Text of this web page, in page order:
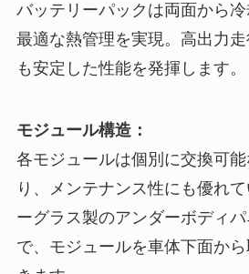
バッテリーパックは両面から冷
最適な熱管理を実現。高出力
も安定した性能を発揮します。
モジュール構造：
各モジュールは個別に交換可
り、メンテナンス性にも優れ
ーグラス製のアンダーボディ
で、モジュールを車体下面か